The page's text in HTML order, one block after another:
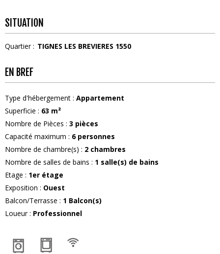
SITUATION
Quartier : TIGNES LES BREVIERES 1550
EN BREF
Type d'hébergement : Appartement
Superficie : 63 m²
Nombre de Pièces : 3 pièces
Capacité maximum : 6 personnes
Nombre de chambre(s) : 2 chambres
Nombre de salles de bains : 1 salle(s) de bains
Etage : 1er étage
Exposition : Ouest
Balcon/Terrasse : 1 Balcon(s)
Loueur: Professionnel